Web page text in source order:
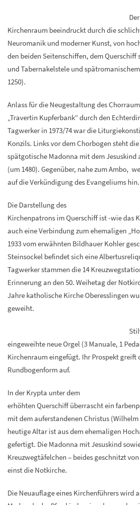
Kirchenraum beeindruckt durch die
Neuromanik und moderner Kunst, von
den beiden Seitenschiffen, dem Querschiff
und Tabernakelstele und
1250).
Anlass für die Neugestaltung des
„Travertin Kupferbank“ durch den
Tagwerker in 1973/74 war die
Konzils. Links vor dem Chorbogen steht
spätgotische Madonna mit dem Jesuskind
(um 1480). Gegenüber, nahe zum Ambo,
auf die Verkündigung des Evangeliums hin.
Die Darstellung des
Kirchenpatrons im Querschiff ist -wie das
auch eine Verbindung zum ehemaligen
1933 vom erwähnten Bildhauer Kohler
Steinsockel befindet sich eine
Tagwerker stammen die 14
Erinnerung an den 50. Weihetag der
Jahre katholische Kirche Oberesslingen
geweiht.
eingeweihte neue Orgel (3 Manuale, 1
Kirchenraum eingefügt. Ihr Prospekt greift
Rundbogenform auf.
In der Krypta unter dem
erhöhten Querschiff überrascht ein
mit dem auferstandenen Christus (Wilhelm
heutige Altar ist aus dem ehemaligen
gefertigt. Die Madonna mit Jesuskind
Kreuzwegtäfelchen – beides geschnitzt
einst die Notkirche.
Die Neuauflage eines Kirchenführers wird